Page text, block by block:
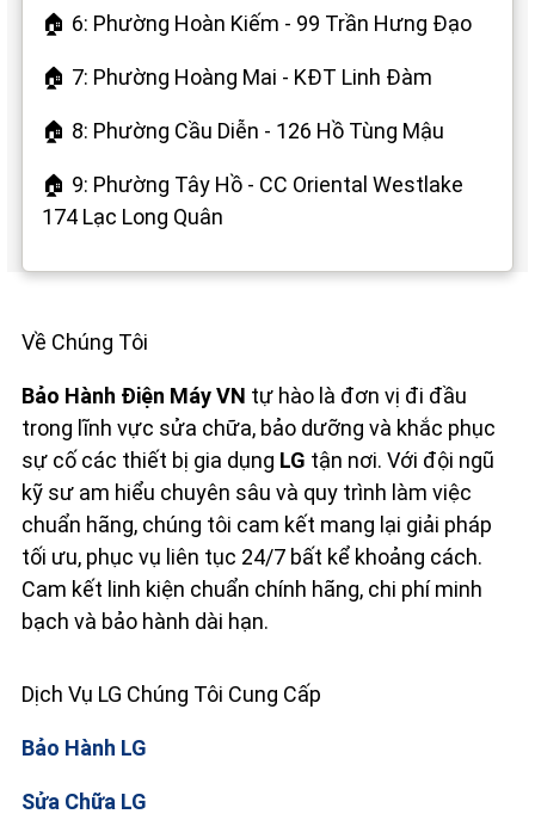
🏠 6: Phường Hoàn Kiếm - 99 Trần Hưng Đạo
🏠 7: Phường Hoàng Mai - KĐT Linh Đàm
🏠 8: Phường Cầu Diễn - 126 Hồ Tùng Mậu
🏠 9: Phường Tây Hồ - CC Oriental Westlake
174 Lạc Long Quân
Về Chúng Tôi
Bảo Hành Điện Máy VN tự hào là đơn vị đi đầu
trong lĩnh vực sửa chữa, bảo dưỡng và khắc phục
sự cố các thiết bị gia dụng LG tận nơi. Với đội ngũ
kỹ sư am hiểu chuyên sâu và quy trình làm việc
chuẩn hãng, chúng tôi cam kết mang lại giải pháp
tối ưu, phục vụ liên tục 24/7 bất kể khoảng cách.
Cam kết linh kiện chuẩn chính hãng, chi phí minh
bạch và bảo hành dài hạn.
Dịch Vụ LG Chúng Tôi Cung Cấp
Bảo Hành LG
Sửa Chữa LG